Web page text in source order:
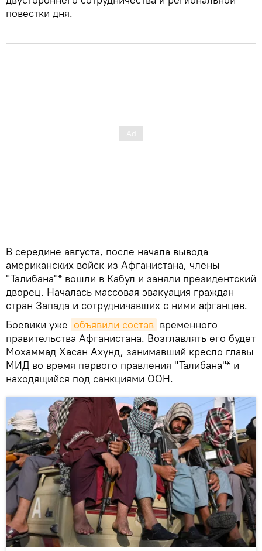
повестки дня.
В середине августа, после начала вывода
американских войск из Афганистана, члены
"Талибана"* вошли в Кабул и заняли президентский
дворец. Началась массовая эвакуация граждан
стран Запада и сотрудничавших с ними афганцев.
Боевики уже объявили состав временного
правительства Афганистана. Возглавлять его будет
Мохаммад Хасан Ахунд, занимавший кресло главы
МИД во время первого правления "Талибана"* и
находящийся под санкциями ООН.